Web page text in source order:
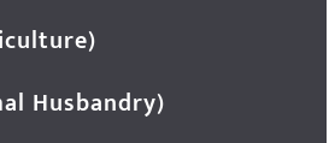
Husbandry)